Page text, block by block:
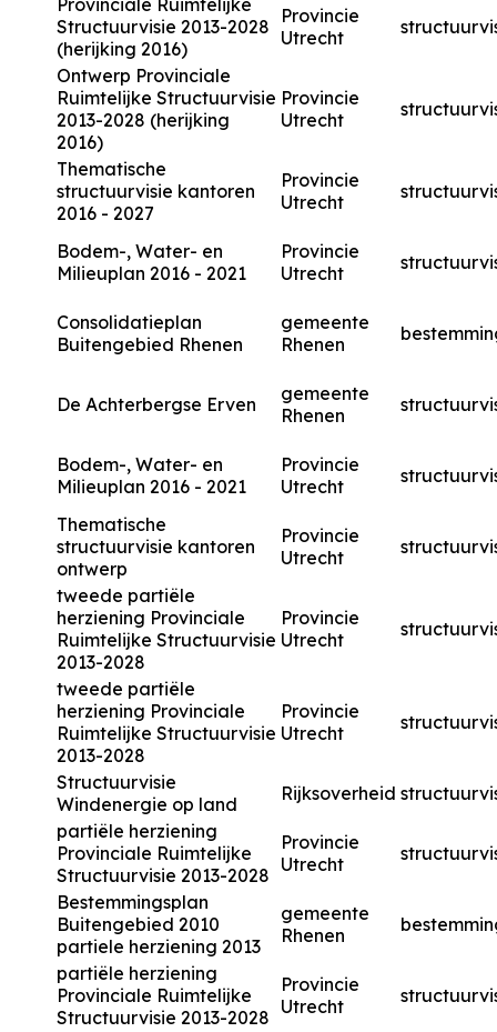
Provinciale Ruimtelijke
Structuurvisie 2013-2028
(herijking 2016)
Provincie
Utrecht
Ontwerp Provinciale
Ruimtelijke Structuurvisie
2013-2028 (herijking
2016)
Provincie
Utrecht
Thematische
structuurvisie kantoren
2016 - 2027
Provincie
Utrecht
Bodem-, Water- en
Milieuplan 2016 - 2021
Provincie
Utrecht
Consolidatieplan
Buitengebied Rhenen
gemeente
Rhenen
De Achterbergse Erven
gemeente
Rhenen
Bodem-, Water- en
Milieuplan 2016 - 2021
Provincie
Utrecht
Thematische
structuurvisie kantoren
ontwerp
Provincie
Utrecht
tweede partiële
herziening Provinciale
Ruimtelijke Structuurvisie
2013-2028
Provincie
Utrecht
tweede partiële
herziening Provinciale
Ruimtelijke Structuurvisie
2013-2028
Provincie
Utrecht
Structuurvisie
Windenergie op land
Rijksoverheid
partiële herziening
Provinciale Ruimtelijke
Structuurvisie 2013-2028
Provincie
Utrecht
Bestemmingsplan
Buitengebied 2010
partiele herziening 2013
gemeente
Rhenen
partiële herziening
Provinciale Ruimtelijke
Structuurvisie 2013-2028
Provincie
Utrecht